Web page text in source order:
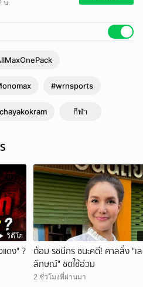
น.
#wrnsports
กีฬา
วิดีโอ
ดง" ? ต้อม รชนีกร ชนะคดี! ศาลสั่ง "เ
ลักษณ์" ชดใช้อ่วม
2 ชั่วโมงที่ผ่านมา